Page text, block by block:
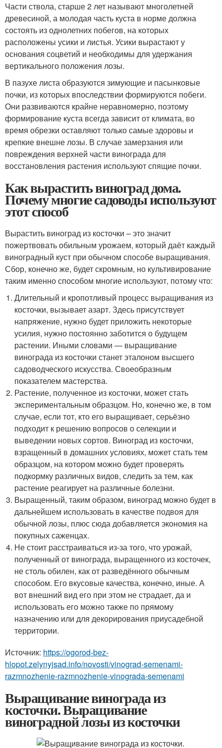
Части ствола, старше 2 лет называют многолетней
древесиной, а молодая часть куста в норме должна
состоять из однолетних побегов, на которых
расположены усики и листья. Усики вырастают у
основания соцветий и необходимы для удержания
вертикального положения лозы.
В пазухе листа образуются зимующие и пасынковые
почки, из которых впоследствии формируются побеги.
Они развиваются крайне неравномерно, поэтому
формирование куста всегда зависит от климата, во
время обрезки оставляют только самые здоровы и
крепкие внешне лозы. В случае замерзания или
повреждения верхней части винограда для
восстановления растения используют спящие почки.
Как вырастить виноград дома.
Почему многие садоводы используют
этот способ
Вырастить виноград из косточки – это значит
пожертвовать обильным урожаем, который даёт каждый
виноградный куст при обычном способе выращивания.
Сбор, конечно же, будет скромным, но культивирование
таким именно способом многие используют, потому что:
Длительный и кропотливый процесс выращивания из
косточки, вызывает азарт. Здесь присутствует
напряжение, нужно будет приложить некоторые
усилия, нужно постоянно заботится о будущем
растении. Иными словами — выращивание
винограда из косточки станет эталоном высшего
садоводческого искусства. Своеобразным
показателем мастерства.
Растение, полученное из косточки, может стать
экспериментальным образцом. Но, конечно же, в том
случае, если тот, кто его выращивает, серьёзно
подходит к решению вопросов о селекции и
выведении новых сортов. Виноград из косточки,
взращенный в домашних условиях, может стать тем
образцом, на котором можно будет проверять
подкормку различных видов, следить за тем, как
растение реагирует на различные болезни.
Выращенный, таким образом, виноград можно будет в
дальнейшем использовать в качестве подвоя для
обычной лозы, плюс сюда добавляется экономия на
покупных саженцах.
Не стоит расстраиваться из-за того, что урожай,
полученный от винограда, выращенного из косточек,
не столь обилен, как от разведённого обычным
способом. Его вкусовые качества, конечно, иные. А
вот внешний вид его при этом не страдает, да и
использовать его можно также по прямому
назначению или для декорирования приусадебной
территории.
Источник: https://ogorod-bez-
hlopot.zelynyjsad.info/novosti/vinograd-semenami-
razmnozhenie-razmnozhenie-vinograda-semenami
Выращивание винограда из
косточки. Выращивание
виноградной лозы из косточки